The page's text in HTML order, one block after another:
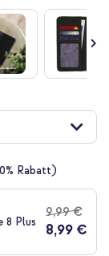
Rabatt)
8 Plus
9,99 €
8,99 €